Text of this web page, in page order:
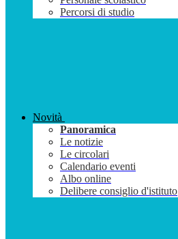
Percorsi di studio
Novità
Panoramica
Le notizie
Le circolari
Calendario eventi
Albo online
Delibere consiglio d'istituto